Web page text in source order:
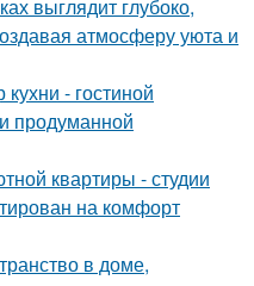
выглядит глубоко,
атмосферу уюта и
- гостиной
продуманной
квартиры - студии
на комфорт
в доме,